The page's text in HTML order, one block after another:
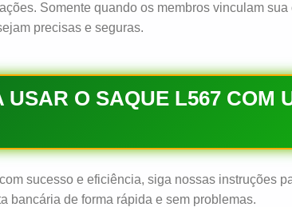
Somente quando os membros vinculam
precisas e seguras.
USAR O SAQUE L567 COM
sucesso e eficiência, siga nossas instruções
bancária de forma rápida e sem problemas.